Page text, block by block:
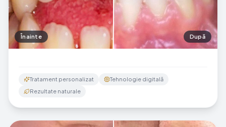
Înainte După
Tratament personalizat
Tehnologie digitală
Rezultate naturale